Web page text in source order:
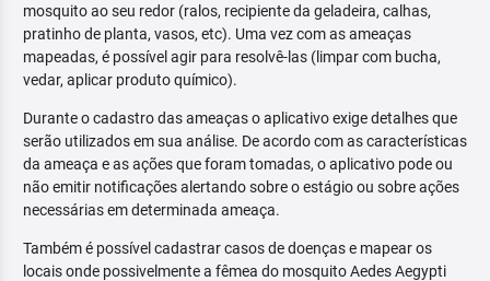
mosquito ao seu redor (ralos, recipiente da geladeira, calhas,
pratinho de planta, vasos, etc). Uma vez com as ameaças
mapeadas, é possível agir para resolvê-las (limpar com bucha,
vedar, aplicar produto químico).
Durante o cadastro das ameaças o aplicativo exige detalhes que
serão utilizados em sua análise. De acordo com as características
da ameaça e as ações que foram tomadas, o aplicativo pode ou
não emitir notificações alertando sobre o estágio ou sobre ações
necessárias em determinada ameaça.
Também é possível cadastrar casos de doenças e mapear os
locais onde possivelmente a fêmea do mosquito Aedes Aegypti